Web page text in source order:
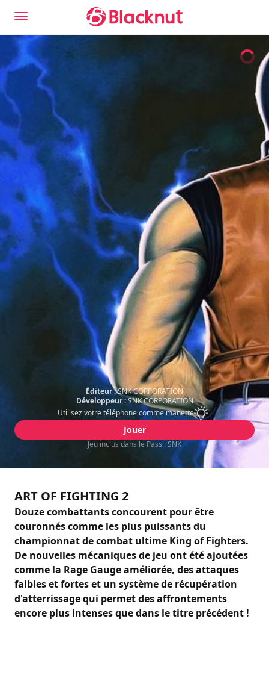
Éditeur :SNK CORPORATION
Développeur :SNK CORPORATION
Utilisez votre téléphone comme manette
Jouer
Jeu inclus dans le Pass : SNK
ART OF FIGHTING 2
Douze combattants concourent pour être
couronnés comme les plus puissants du
championnat de combat ultime King of Fighters.
De nouvelles mécaniques de jeu ont été ajoutées
comme la Rage Gauge améliorée, des attaques
faibles et fortes et un système de récupération
d'atterrissage qui permet des affrontements
encore plus intenses que dans le titre précédent !